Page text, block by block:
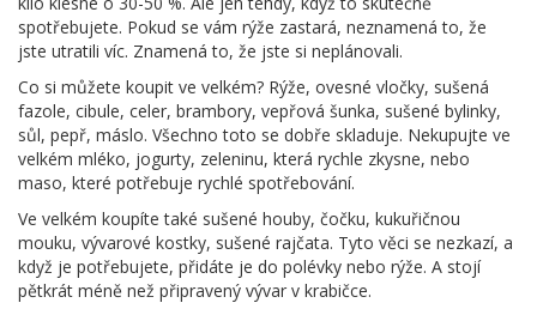
spotřebujete. Pokud se vám rýže zastará, neznamená to, že
jste utratili víc. Znamená to, že jste si neplánovali.
Co si můžete koupit ve velkém? Rýže, ovesné vločky, sušená
fazole, cibule, celer, brambory, vepřová šunka, sušené bylinky,
sůl, pepř, máslo. Všechno toto se dobře skladuje. Nekupujte ve
velkém mléko, jogurty, zeleninu, která rychle zkysne, nebo
maso, které potřebuje rychlé spotřebování.
Ve velkém koupíte také sušené houby, čočku, kukuřičnou
mouku, vývarové kostky, sušené rajčata. Tyto věci se nezkazí, a
když je potřebujete, přidáte je do polévky nebo rýže. A stojí
pětkrát méně než připravený vývar v krabičce.